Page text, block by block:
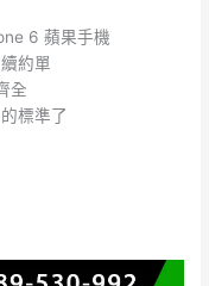
6 蘋果手機
約單
全
標準了